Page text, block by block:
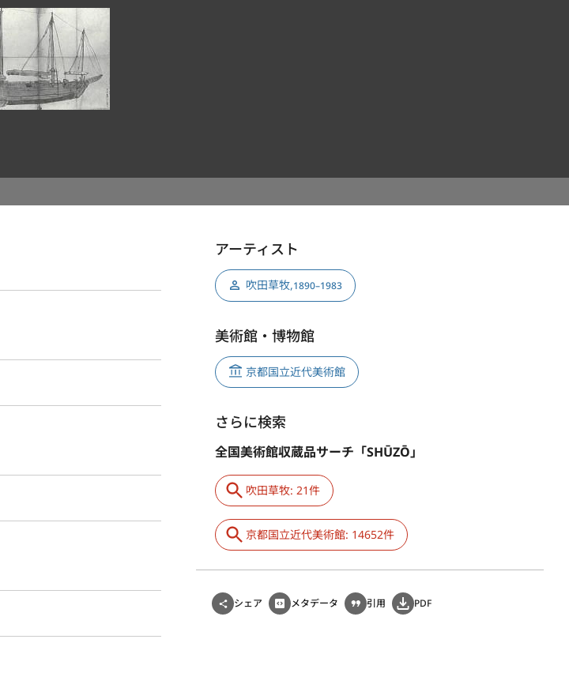
アーティスト
吹田草牧,1890–1983
美術館・博物館
京都国立近代美術館
さらに検索
全国美術館収蔵品サーチ「SHŪZŌ」
吹田草牧: 21件
京都国立近代美術館: 14652件
シェア メタデータ 引用 PDF